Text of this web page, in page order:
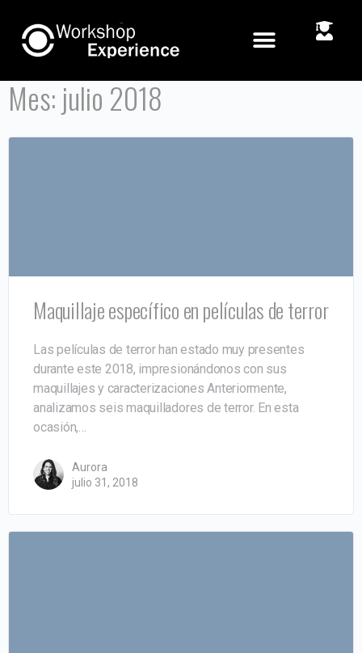
Mes: julio 2018
Maquillaje específico en películas de terror
Las películas de terror han estado muy presentes
durante este 2018, impresionándonos con sus
maquillajes y caracterizaciones Anteriormente,
analizamos seis maquilladores de terror. En esta
ocasión,…
Aurora
julio 31, 2018